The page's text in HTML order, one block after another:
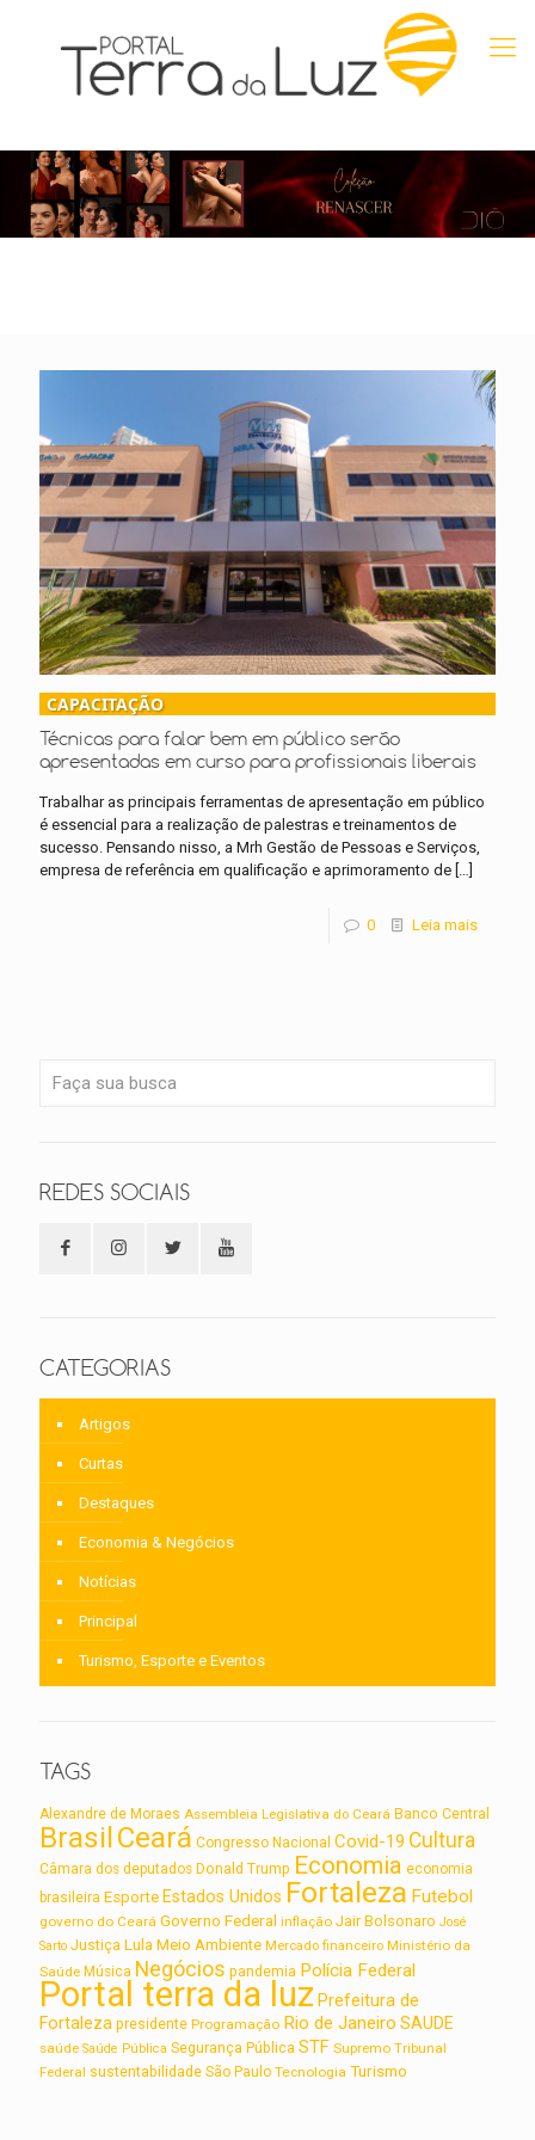
CAPACITAÇÃO
Técnicas para falar bem em público serão
apresentadas em curso para profissionais liberais
Trabalhar as principais ferramentas de apresentação em público
é essencial para a realização de palestras e treinamentos de
sucesso. Pensando nisso, a Mrh Gestão de Pessoas e Serviços,
empresa de referência em qualificação e aprimoramento de […]
0 Leia mais
REDES SOCIAIS
CATEGORIAS
Artigos
Curtas
Destaques
Economia & Negócios
Notícias
Principal
Turismo, Esporte e Eventos
TAGS
Alexandre de Moraes Assembleia Legislativa do Ceará Banco Central
BrasilCeará Congresso Nacional Covid-19 Cultura
Câmara dos deputados Donald Trump Economia economia
brasileira Esporte Estados Unidos Fortaleza Futebol
governo do Ceará Governo Federal inflação Jair Bolsonaro José
Sarto Justiça Lula Meio Ambiente Mercado financeiro Ministério da
Saúde Música Negócios pandemia Polícia Federal
Portal terra da luzPrefeitura de
Fortaleza presidente Programação Rio de Janeiro SAUDE
saúde Saúde Pública Segurança Pública STF Supremo Tribunal
Federal sustentabilidade São Paulo Tecnologia Turismo